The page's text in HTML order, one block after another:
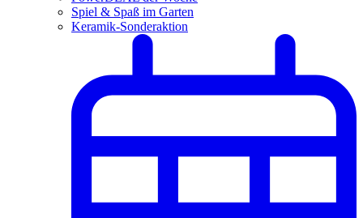
Spiel & Spaß im Garten
Keramik-Sonderaktion